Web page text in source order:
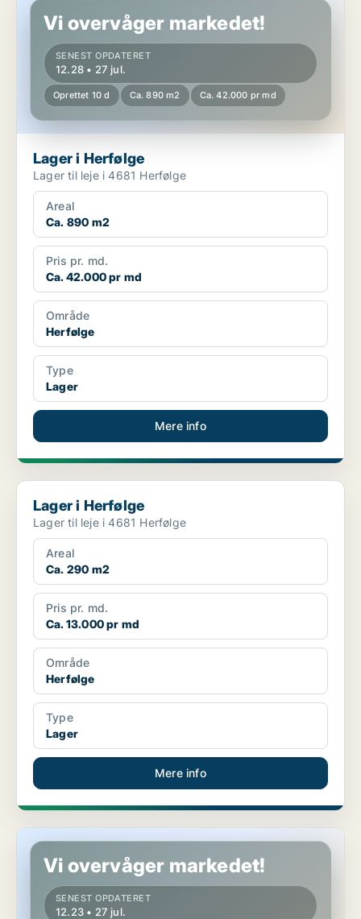
Vi overvåger markedet!
SENEST OPDATERET
12.28 • 27 jul.
Oprettet 10 d Ca. 890 m2 Ca. 42.000 pr md
Lager i Herfølge
Lager til leje i 4681 Herfølge
Areal
Ca. 890 m2
Pris pr. md.
Ca. 42.000 pr md
Område
Herfølge
Type
Lager
Mere info
Lager i Herfølge
Lager i Herfølge
Lager til leje i 4681 Herfølge
Areal
Ca. 290 m2
Pris pr. md.
Ca. 13.000 pr md
Område
Herfølge
Type
Lager
Mere info
Kontor i Herfølge
Vi overvåger markedet!
SENEST OPDATERET
12.23 • 27 jul.